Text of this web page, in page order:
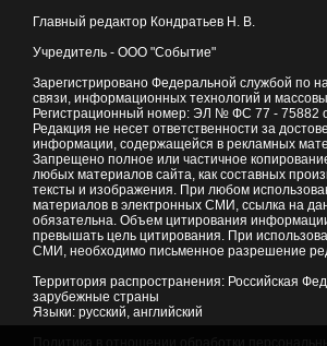
Главный редактор Кондратьев Н. В.
Учредитель - ООО "Событие"
Зарегистрировано Федеральной службой по
связи, информационных технологий и
Регистрационный номер: ЭЛ № ФС 77 - 75882
Редакция не несет ответственности за
информации, содержащейся в рекламных
Запрещено полное или частичное
любых материалов сайта, как составных
тексты и изображения. При любом
материалов в электронных СМИ, ссылка на
обязательна. Объем цитирования
превышать цель цитирования. При
СМИ, необходимо письменное разрешение
Территория распространения: Российская
зарубежные страны
Языки: русский, английский